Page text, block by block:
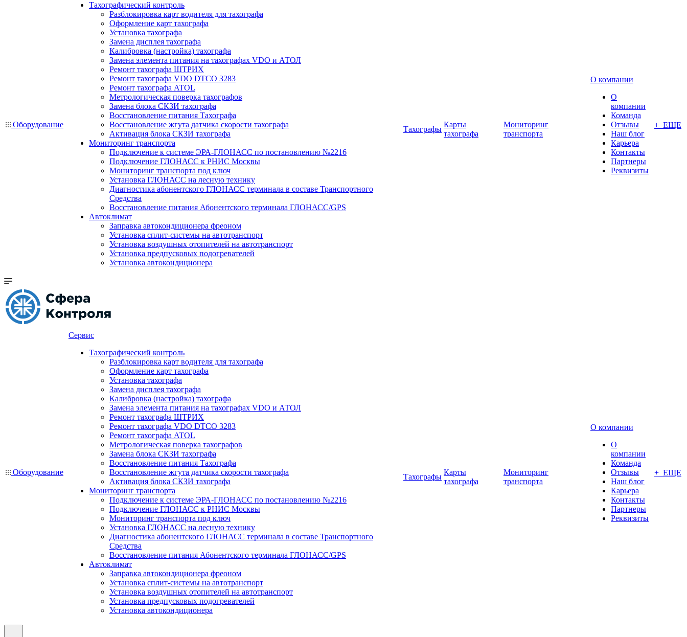
Оборудование
Тахографический контроль
Разблокировка карт водителя для тахографа
Оформление карт тахографа
Установка тахографа
Замена дисплея тахографа
Калибровка (настройка) тахографа
Замена элемента питания на тахографах VDO и АТОЛ
Ремонт тахографа ШТРИХ
Ремонт тахографа VDO DTCO 3283
Ремонт тахографа ATOL
Метрологическая поверка тахографов
Замена блока СКЗИ тахографа
Восстановление питания Тахографа
Восстановление жгута датчика скорости тахографа
Активация блока СКЗИ тахографа
Мониторинг транспорта
Подключение к системе ЭРА-ГЛОНАСС по постановлению №2216
Подключение ГЛОНАСС к РНИС Москвы
Мониторинг транспорта под ключ
Установка ГЛОНАСС на лесную технику
Диагностика абонентского ГЛОНАСС терминала в составе Транспортного
Средства
Восстановление питания Абонентского терминала ГЛОНАСС/GPS
Автоклимат
Заправка автокондиционера фреоном
Установка сплит-системы на автотранспорт
Установка воздушных отопителей на автотранспорт
Установка предпусковых подогревателей
Установка автокондиционера
Тахографы
Карты
тахографа
Мониторинг
транспорта
О компании
О
компании
Команда
Отзывы
Наш блог
Карьера
Контакты
Партнеры
Реквизиты
+ ЕЩЕ
Оборудование
Сервис
Тахографический контроль
Разблокировка карт водителя для тахографа
Оформление карт тахографа
Установка тахографа
Замена дисплея тахографа
Калибровка (настройка) тахографа
Замена элемента питания на тахографах VDO и АТОЛ
Ремонт тахографа ШТРИХ
Ремонт тахографа VDO DTCO 3283
Ремонт тахографа ATOL
Метрологическая поверка тахографов
Замена блока СКЗИ тахографа
Восстановление питания Тахографа
Восстановление жгута датчика скорости тахографа
Активация блока СКЗИ тахографа
Мониторинг транспорта
Подключение к системе ЭРА-ГЛОНАСС по постановлению №2216
Подключение ГЛОНАСС к РНИС Москвы
Мониторинг транспорта под ключ
Установка ГЛОНАСС на лесную технику
Диагностика абонентского ГЛОНАСС терминала в составе Транспортного
Средства
Восстановление питания Абонентского терминала ГЛОНАСС/GPS
Автоклимат
Заправка автокондиционера фреоном
Установка сплит-системы на автотранспорт
Установка воздушных отопителей на автотранспорт
Установка предпусковых подогревателей
Установка автокондиционера
Тахографы
Карты
тахографа
Мониторинг
транспорта
О компании
О
компании
Команда
Отзывы
Наш блог
Карьера
Контакты
Партнеры
Реквизиты
+ ЕЩЕ